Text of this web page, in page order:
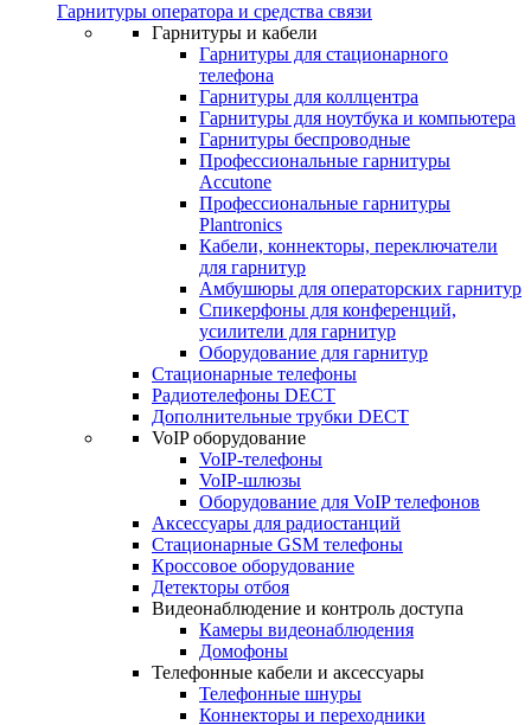
Гарнитуры оператора и средства связи
Гарнитуры и кабели
Гарнитуры для стационарного
телефона
Гарнитуры для коллцентра
Гарнитуры для ноутбука и компьютера
Гарнитуры беспроводные
Профессиональные гарнитуры
Accutone
Профессиональные гарнитуры
Plantronics
Кабели, коннекторы, переключатели
для гарнитур
Амбушюры для операторских гарнитур
Cпикерфоны для конференций,
усилители для гарнитур
Оборудование для гарнитур
Стационарные телефоны
Радиотелефоны DECT
Дополнительные трубки DECT
VoIP оборудование
VoIP-телефоны
VoIP-шлюзы
Оборудование для VoIP телефонов
Аксессуары для радиостанций
Стационарные GSM телефоны
Кроссовое оборудование
Детекторы отбоя
Видеонаблюдение и контроль доступа
Камеры видеонаблюдения
Домофоны
Телефонные кабели и аксессуары
Телефонные шнуры
Коннекторы и переходники